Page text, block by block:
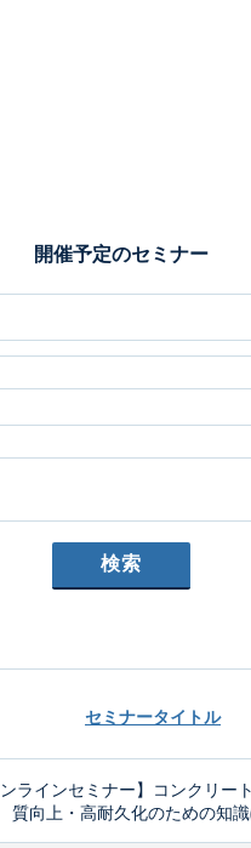
開催予定のセミナー
セミナータイトル
ンラインセミナー】コンクリー
質向上・高耐久化のための知